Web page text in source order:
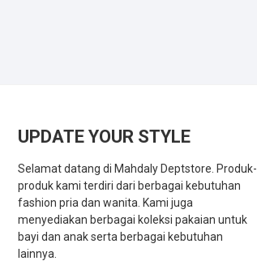
UPDATE YOUR STYLE
Selamat datang di Mahdaly Deptstore. Produk-
produk kami terdiri dari berbagai kebutuhan
fashion pria dan wanita. Kami juga
menyediakan berbagai koleksi pakaian untuk
bayi dan anak serta berbagai kebutuhan
lainnya.